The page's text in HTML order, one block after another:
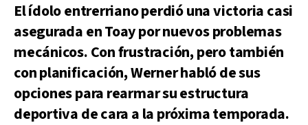
El ídolo entrerriano perdió una victoria casi
asegurada en Toay por nuevos problemas
mecánicos. Con frustración, pero también
con planificación, Werner habló de sus
opciones para rearmar su estructura
deportiva de cara a la próxima temporada.